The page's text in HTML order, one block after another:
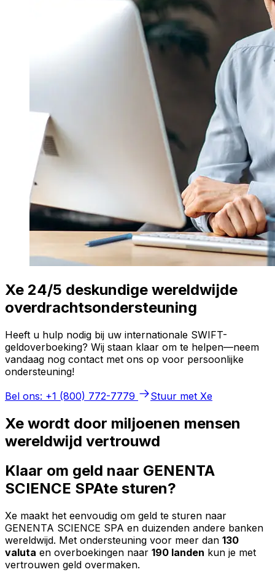
Xe 24/5 deskundige wereldwijde
overdrachtsondersteuning
Heeft u hulp nodig bij uw internationale SWIFT-
geldoverboeking? Wij staan klaar om te helpen—neem
vandaag nog contact met ons op voor persoonlijke
ondersteuning!
Bel ons: +1 (800) 772-7779
Stuur met Xe
Xe wordt door miljoenen mensen
wereldwijd vertrouwd
Klaar om geld naar GENENTA
SCIENCE SPAte sturen?
Xe maakt het eenvoudig om geld te sturen naar
GENENTA SCIENCE SPA en duizenden andere banken
wereldwijd. Met ondersteuning voor meer dan 130
valuta en overboekingen naar 190 landen kun je met
vertrouwen geld overmaken.